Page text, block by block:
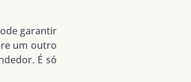
garantir
um outro
É só